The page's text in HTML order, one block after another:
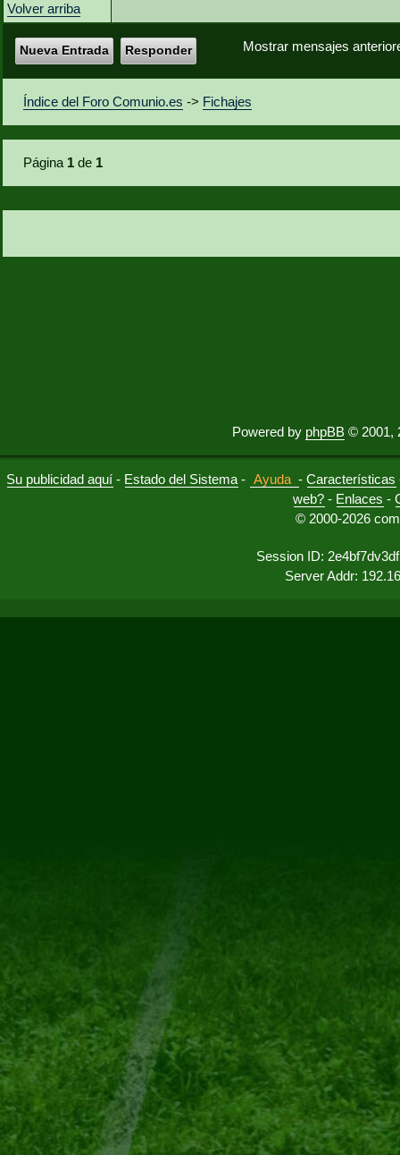
Volver arriba
Mostrar mensajes
Nueva Entrada Responder
Índice del Foro Comunio.es -> Fichajes
Página 1 de 1
Powered by phpBB © 2001,
Su publicidad aquí - Estado del Sistema - Ayuda -Características
web? - Enlaces -
© 2000-2026
Session ID:
Server Addr: